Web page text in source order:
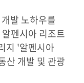
발 노하우를
펜시아 리조트
지 '알펜시아
산 개발 및 관광